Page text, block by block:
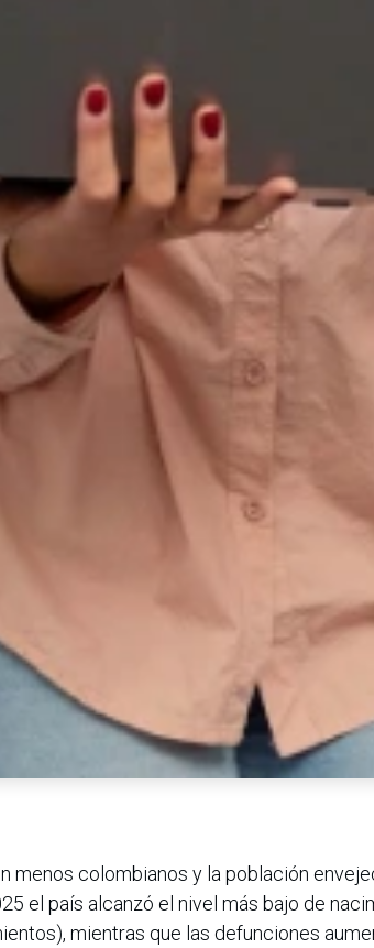
menos colombianos y la población
el país alcanzó el nivel más bajo de
mientras que las defunciones